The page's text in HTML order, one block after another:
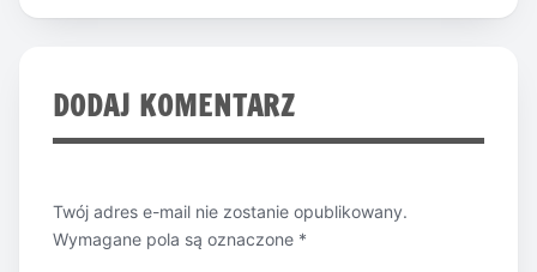
DODAJ KOMENTARZ
Twój adres e-mail nie zostanie opublikowany.
Wymagane pola są oznaczone *